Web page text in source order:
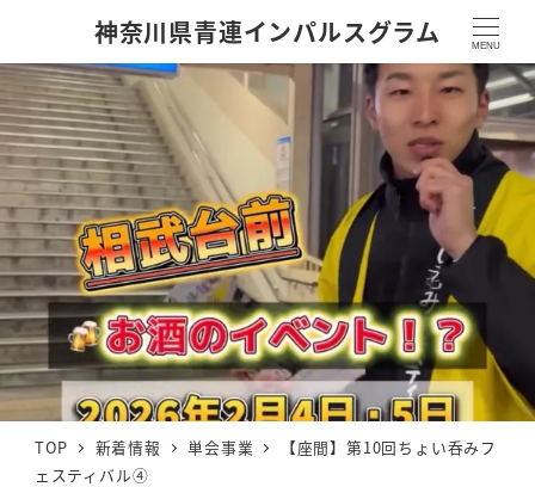
神奈川県青連インパルスグラム MENU
TOP 新着情報 単会事業
【座間】第10回ちょい呑みフ
ェスティバル④